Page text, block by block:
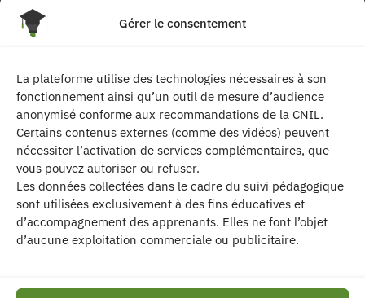
Gérer le consentement
La plateforme utilise des technologies nécessaires à son
fonctionnement ainsi qu’un outil de mesure d’audience
anonymisé conforme aux recommandations de la CNIL.
Certains contenus externes (comme des vidéos) peuvent
nécessiter l’activation de services complémentaires, que
vous pouvez autoriser ou refuser.
Les données collectées dans le cadre du suivi pédagogique
sont utilisées exclusivement à des fins éducatives et
d’accompagnement des apprenants. Elles ne font l’objet
d’aucune exploitation commerciale ou publicitaire.
4 Rue Georges Pompidou
Suivez-nous
| Les contenus publiés sur ce site sont